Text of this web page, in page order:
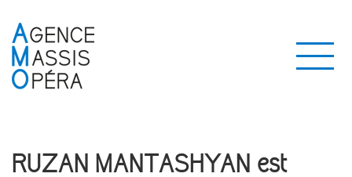
RUZAN MANTASHYAN est